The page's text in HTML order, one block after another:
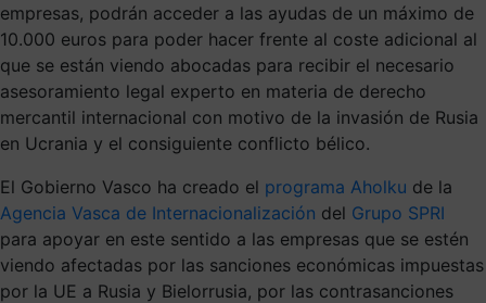
empresas, podrán acceder a las ayudas de un máximo de
10.000 euros para poder hacer frente al coste adicional al
que se están viendo abocadas para recibir el necesario
asesoramiento legal experto en materia de derecho
mercantil internacional con motivo de la invasión de Rusia
en Ucrania y el consiguiente conflicto bélico.
El Gobierno Vasco ha creado el programa Aholku de la
Agencia Vasca de Internacionalización del Grupo SPRI
para apoyar en este sentido a las empresas que se estén
viendo afectadas por las sanciones económicas impuestas
por la UE a Rusia y Bielorrusia, por las contrasanciones